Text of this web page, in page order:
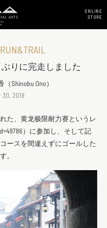
ONLINE
STORE
りに完走しました
Shinobu Ono）
2019
た、黄龙极限耐力赛というレ
）に参加し、そして記
ースを間違えずにゴールした
。